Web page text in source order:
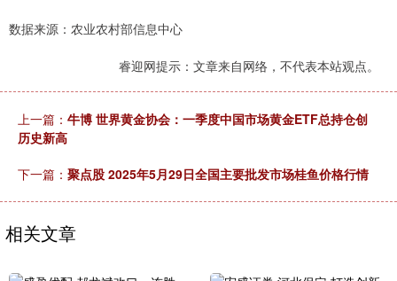
数据来源：农业农村部信息中心
睿迎网提示：文章来自网络，不代表本站观点。
上一篇： 牛博 世界黄金协会：一季度中国市场黄金ETF总持仓创
历史新高
下一篇： 聚点股 2025年5月29日全国主要批发市场桂鱼价格行情
相关文章